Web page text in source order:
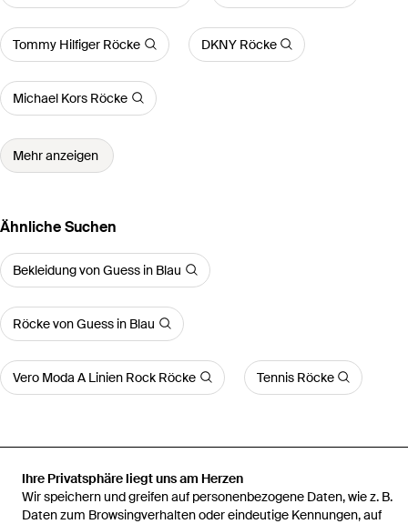
Ihre Privatsphäre liegt uns am Herzen
Wir speichern und greifen auf personenbezogene Daten, wie z. B.
Daten zum Browsingverhalten oder eindeutige Kennungen, auf
Tommy Hilfiger Röcke DKNY Röcke
Michael Kors Röcke
Mehr anzeigen
Ähnliche Suchen
Bekleidung von Guess in Blau
Röcke von Guess in Blau
Vero Moda A Linien Rock Röcke Tennis Röcke
Startseite Damen Röcke Guess Röcke
D5B96 Regular Fit